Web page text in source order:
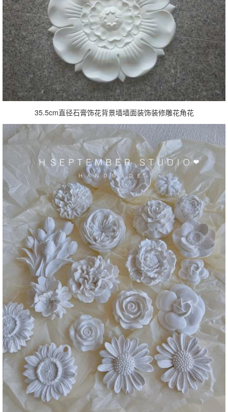
35.5cm直径石膏饰花背景墙墙面装饰装修雕花角花